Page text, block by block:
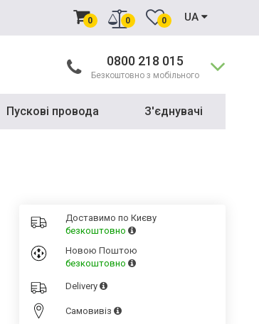
0 0 0 UA
0800 218 015
Безкоштовно з мобільного
Пускові провода З'єднувачі
Доставимо по Києву
безкоштовно
Новою Поштою
безкоштовно
Delivery
Cамовивіз